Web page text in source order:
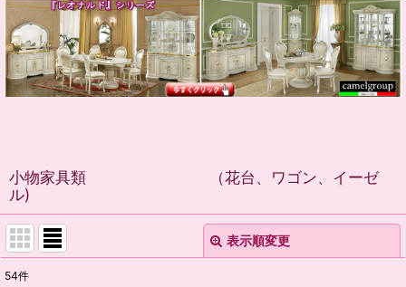
小物家具類 （花台、ワゴン、イーゼ
ル)
表示順変更
54件